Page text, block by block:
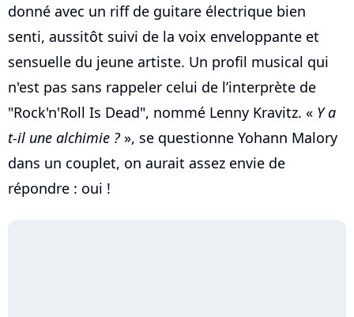
donné avec un riff de guitare électrique bien
senti, aussitôt suivi de la voix enveloppante et
sensuelle du jeune artiste. Un profil musical qui
n'est pas sans rappeler celui de l’interprète de
"Rock'n'Roll Is Dead", nommé Lenny Kravitz. « Y a
t-il une alchimie ?», se questionne Yohann Malory
dans un couplet, on aurait assez envie de
répondre : oui !